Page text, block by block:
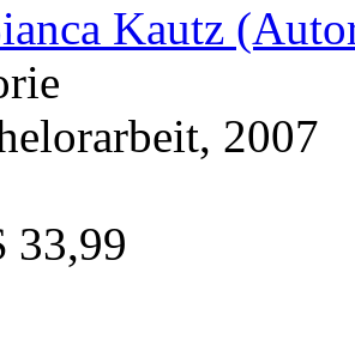
Kautz
2007
33,99